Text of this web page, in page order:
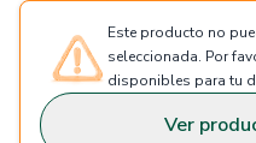
Este producto no
seleccionada. Por
disponibles para tu
Ver